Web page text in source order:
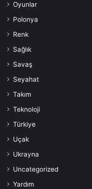
Oyunlar
Polonya
Renk
Sağlık
Savaş
Seyahat
Takım
Teknoloji
Türkiye
Uçak
Ukrayna
Uncategorized
Yardım